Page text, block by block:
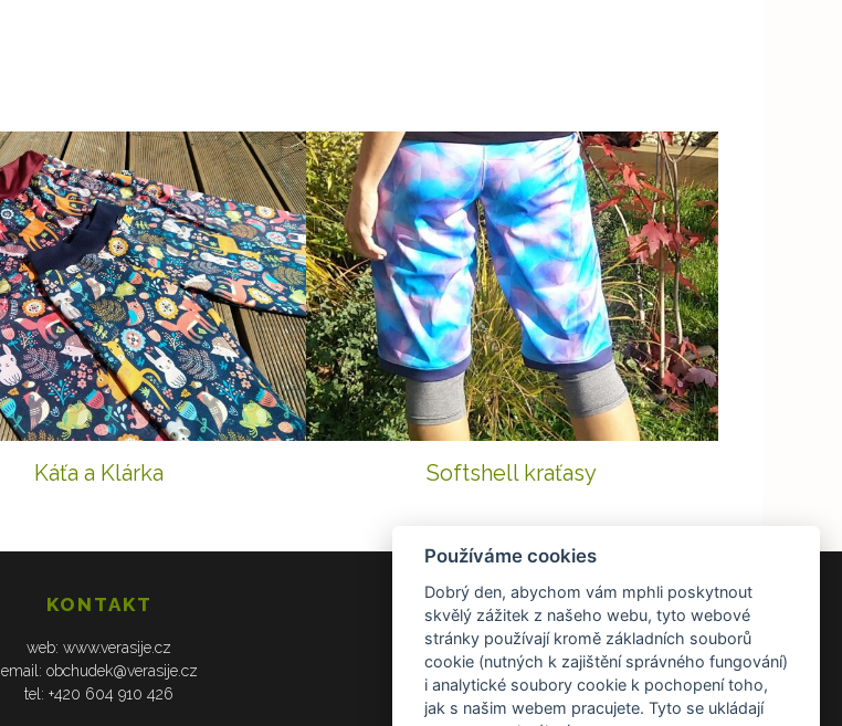
Káťa a Klárka Softshell kraťasy
KONTAKT
web: www.verasije.cz
email: obchudek@verasije.cz
tel: +420 604 910 426
DOKUMENTY
Všeobecné obchodní podmínky
Zásady ochrany osobních údajů
Reklamace a vrácení zboží
Používáme cookies
Dobrý den, abychom vám mphli poskytnout
skvělý zážitek z našeho webu, tyto webové
stránky používají kromě základních souborů
cookie (nutných k zajištění správného fungování)
i analytické soubory cookie k pochopení toho,
jak s našim webem pracujete. Tyto se ukládají